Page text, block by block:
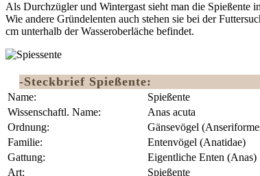
Als Durchzügler und Wintergast sieht man die
Wie andere Gründelenten auch stehen sie bei der
cm unterhalb der Wasseroberläche befindet.
-Steckbrief Spießente:
Name:
Spießente
Wissenschaftl. Name:
Anas acuta
Ordnung:
Gänsevögel
Familie:
Entenvögel (Anatidae)
Gattung:
Eigentliche Enten (Anas)
Art:
Spießente